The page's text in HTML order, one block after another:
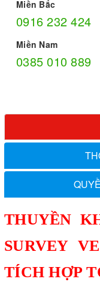
Miền Bắc
0916 232 424
Miền Nam
0385 010 889
THUYỀN
SURVEY
TÍCH HỢP